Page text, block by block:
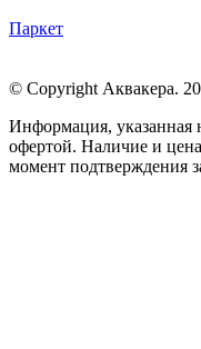
Паркет
© Copyright Аквакера.
Информация, указанная
офертой. Наличие и
момент подтверждения